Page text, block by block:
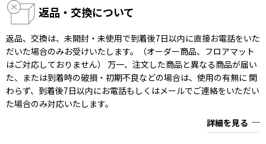
返品・交換について
返品、交換は、未開封・未使用で到着後7日以内に直接お電話をいた
だいた場合のみお受けいたします。（オーダー商品、フロアマット
はご対応しておりません） 万一、注文した商品と異なる商品が届い
た、または到着時の破損・初期不良などの場合は、使用の有無に 関
わらず、到着後7日以内にお電話もしくはメールでご連絡をいただい
た場合のみ対応いたします。
詳細を見る